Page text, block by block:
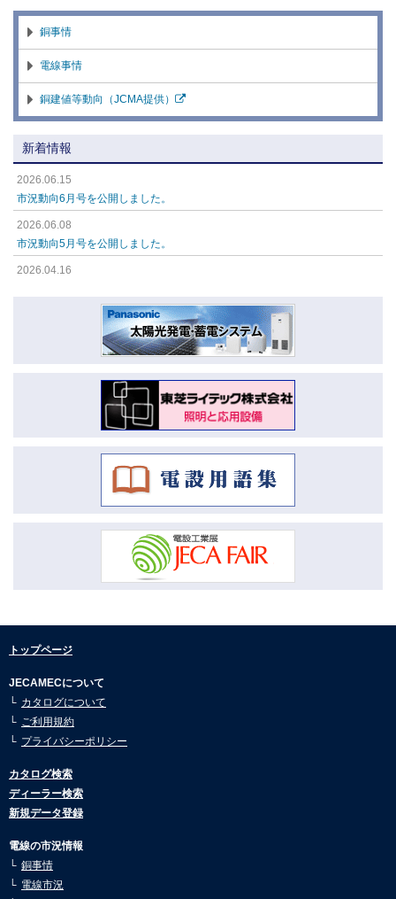
銅事情
電線事情
銅建値等動向（JCMA提供）
新着情報
2026.06.15
市況動向6月号を公開しました。
2026.06.08
市況動向5月号を公開しました。
2026.04.16
市況動向3月号を公開しました。
市況動向2月号を公開しました。
市況動向1月号を公開しました。
市況動向12月号を公開しました。
市況動向10月号を公開しました。
市況動向8月号を公開しました。
2025.07.30
市況動向7月号を公開しました。
2025.07.30
市況動向6月号を公開しました。
2025.05.26
市況動向5月号を公開しました。
2025.05.02
2025.03.10
トップページ
JECAMECについて
カタログについて
ご利用規約
プライバシーポリシー
カタログ検索
ディーラー検索
新規データ登録
電線の市況情報
銅事情
電線市況